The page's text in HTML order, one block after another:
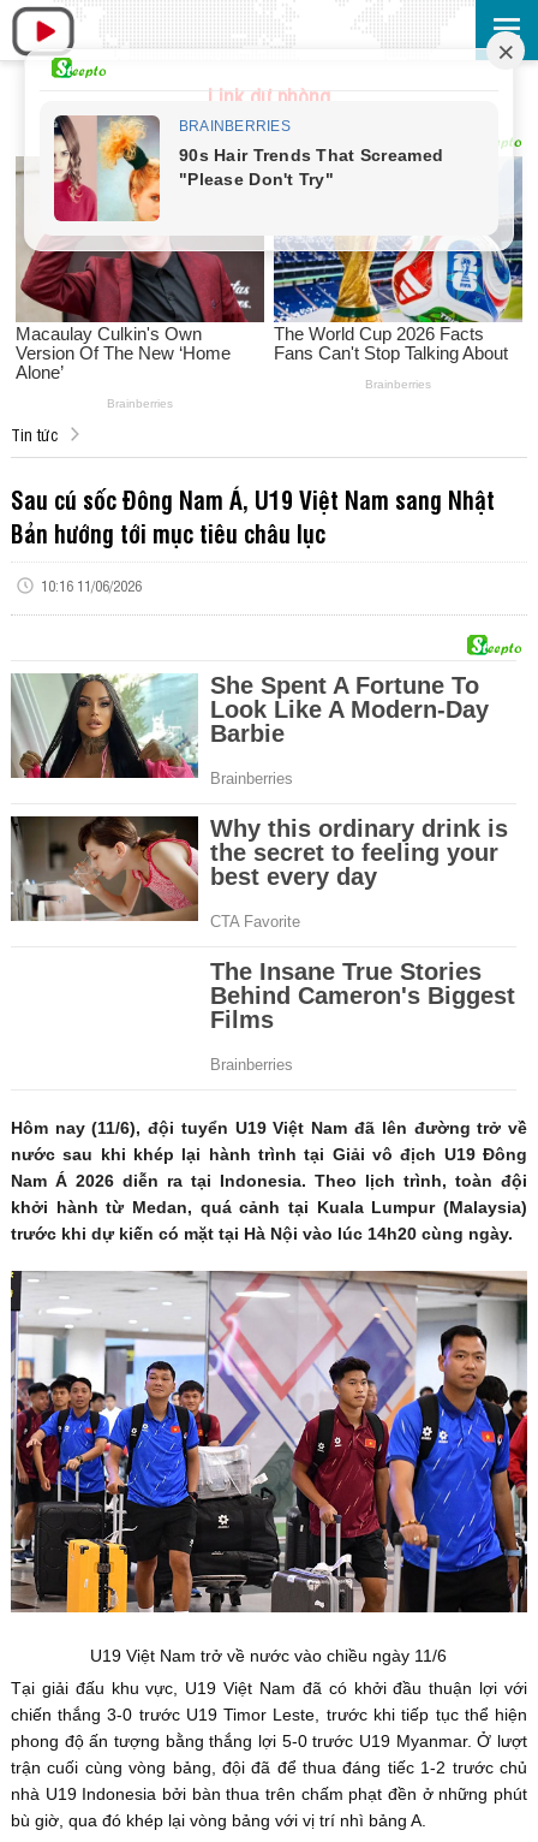
Link dự phòng
Tin tức
Sau cú sốc Đông Nam Á, U19 Việt Nam sang Nhật
Bản hướng tới mục tiêu châu lục
10:16 11/06/2026
Hôm nay (11/6), đội tuyển U19 Việt Nam đã lên đường trở về
nước sau khi khép lại hành trình tại Giải vô địch U19 Đông
Nam Á 2026 diễn ra tại Indonesia. Theo lịch trình, toàn đội
khởi hành từ Medan, quá cảnh tại Kuala Lumpur (Malaysia)
trước khi dự kiến có mặt tại Hà Nội vào lúc 14h20 cùng ngày.
U19 Việt Nam trở về nước vào chiều ngày 11/6
Tại giải đấu khu vực, U19 Việt Nam đã có khởi đầu thuận lợi với
chiến thắng 3-0 trước U19 Timor Leste, trước khi tiếp tục thể hiện
phong độ ấn tượng bằng thắng lợi 5-0 trước U19 Myanmar. Ở lượt
trận cuối cùng vòng bảng, đội đã để thua đáng tiếc 1-2 trước chủ
nhà U19 Indonesia bởi bàn thua trên chấm phạt đền ở những phút
bù giờ, qua đó khép lại vòng bảng với vị trí nhì bảng A.